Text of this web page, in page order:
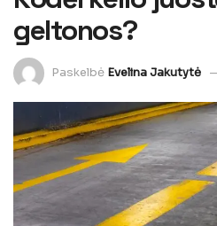
geltonos?
Paskelbė Evelina Jakutytė